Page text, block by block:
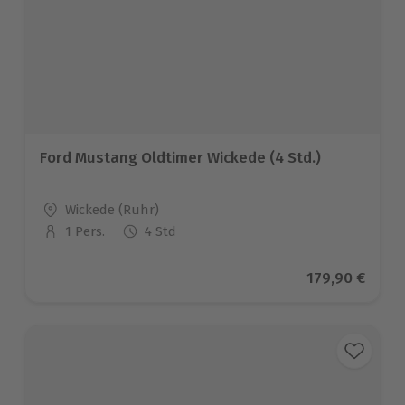
Ford Mustang Oldtimer Wickede (4 Std.)
Standort
Wickede (Ruhr)
Anzahl der Teilnehmer
1 Pers. 4 Std
Aktueller
179,90 €